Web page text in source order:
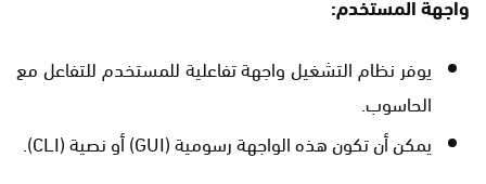
يوفر نظام التشغيل واجهة تفاعلية للمستخدم للتفاعل مع
الحاسوب.
يمكن أن تكون هذه الواجهة رسومية (GUI) أو نصية (CLI).